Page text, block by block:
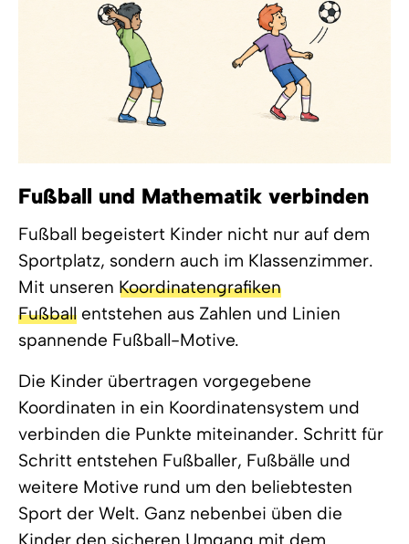
Fußball und Mathematik verbinden
Fußball begeistert Kinder nicht nur auf dem
Sportplatz, sondern auch im Klassenzimmer.
Mit unseren Koordinatengrafiken
Fußball entstehen aus Zahlen und Linien
spannende Fußball-Motive.
Die Kinder übertragen vorgegebene
Koordinaten in ein Koordinatensystem und
verbinden die Punkte miteinander. Schritt für
Schritt entstehen Fußballer, Fußbälle und
weitere Motive rund um den beliebtesten
Sport der Welt. Ganz nebenbei üben die